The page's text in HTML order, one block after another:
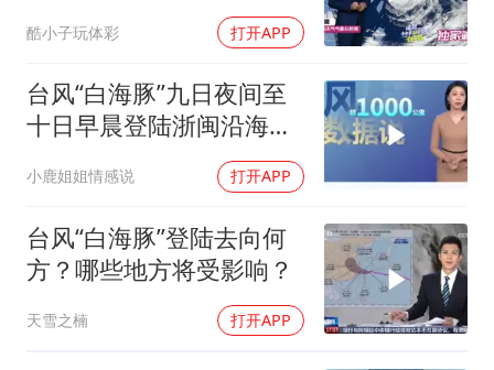
萌娃帮爷爷脱玉米 卖力干活超可爱
酷小子玩体彩 打开APP
台风“白海豚”九日夜间至
十日早晨登陆浙闽沿海，
小鹿姐姐情感说 打开APP
台风“白海豚”登陆去向何
方？哪些地方将受影响？
天雪之楠 打开APP